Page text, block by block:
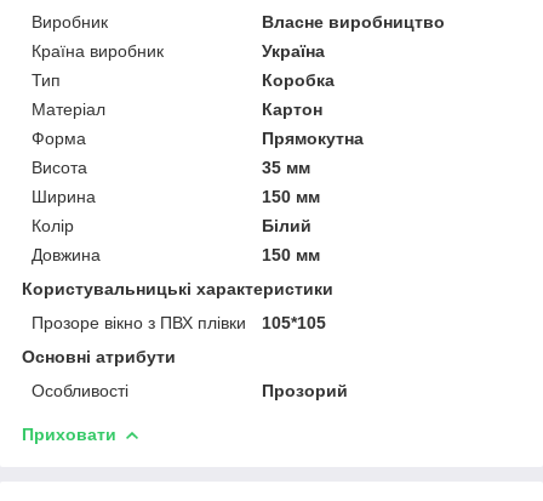
Виробник
Власне виробництво
Країна виробник
Україна
Тип
Коробка
Матеріал
Картон
Форма
Прямокутна
Висота
35 мм
Ширина
150 мм
Колір
Білий
Довжина
150 мм
Користувальницькі характеристики
Прозоре вікно з ПВХ плівки
105*105
Основні атрибути
Особливості
Прозорий
Приховати